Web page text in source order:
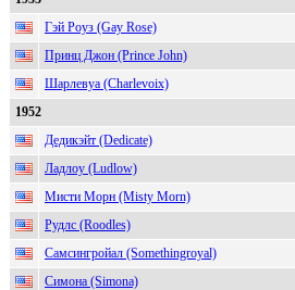
Гэй Роуз (Gay Rose)
Принц Джон (Prince John)
Шарлевуа (Charlevoix)
1952
Дедикэйт (Dedicate)
Ладлоу (Ludlow)
Мисти Морн (Misty Morn)
Рудлс (Roodles)
Самсингройал (Somethingroyal)
Симона (Simona)